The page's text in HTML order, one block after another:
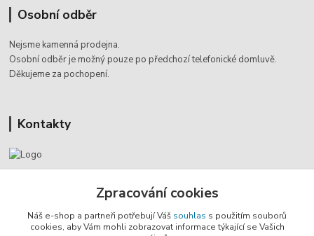
Osobní odběr
Nejsme kamenná prodejna.
Osobní odběr je možný pouze po předchozí telefonické domluvě.
Děkujeme za pochopení.
Kontakty
+420 602 455 633
info@multivan-shop.cz
Zpracování cookies
Náš e-shop a partneři potřebují Váš souhlas s použitím souborů
cookies, aby Vám mohli zobrazovat informace týkající se Vašich